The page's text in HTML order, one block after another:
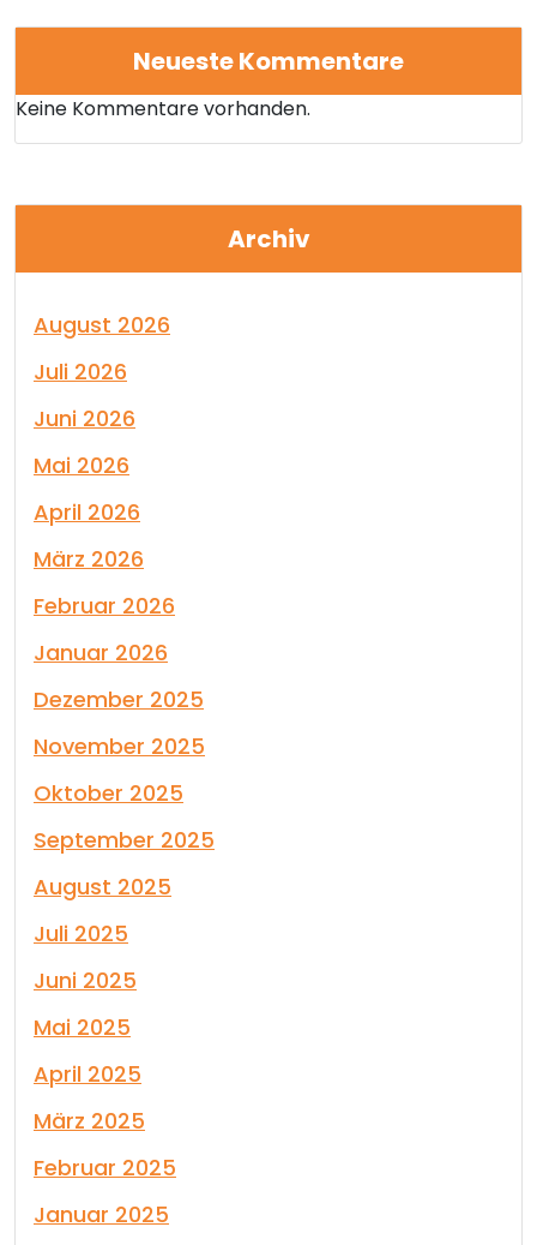
Neueste Kommentare
Keine Kommentare vorhanden.
Archiv
August 2026
Juli 2026
Juni 2026
Mai 2026
April 2026
März 2026
Februar 2026
Januar 2026
Dezember 2025
November 2025
Oktober 2025
September 2025
August 2025
Juli 2025
Juni 2025
Mai 2025
April 2025
März 2025
Februar 2025
Januar 2025